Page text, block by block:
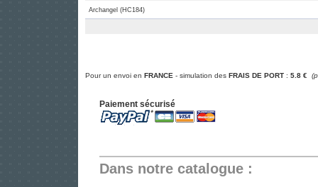
Archangel (HC184)
Pour un envoi en FRANCE - simulation des FRAIS DE PORT : 5.8 €
Paiement sécurisé
Dans notre catalogue :